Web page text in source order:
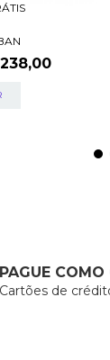
PAGUE COMO
Cartões de